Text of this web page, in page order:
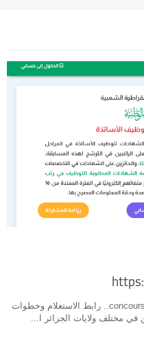
نتائج مسابقة الأساتذة 2026 عبر concours.onec.dz.. رابط الاستعلام وخطوات
في مختلف ولايات الجزائر ا...